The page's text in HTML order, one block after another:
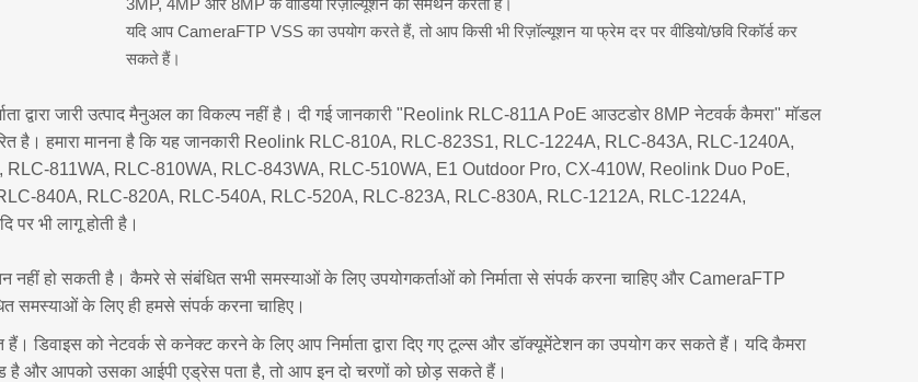
3MP, 4MP और 8MP के वीडियो रिज़ॉल्यूशन का समर्थन करता है।
यदि आप CameraFTP VSS का उपयोग करते हैं, तो आप किसी भी रिज़ॉल्यूशन या फ्रेम दर पर वीडियो/छवि रिकॉर्ड कर
सकते हैं।
द्वारा जारी उत्पाद मैनुअल का विकल्प नहीं है। दी गई जानकारी "Reolink RLC-811A PoE आउटडोर 8MP नेटवर्क कैमरा" मॉडल
है। हमारा मानना है कि यह जानकारी Reolink RLC-810A, RLC-823S1, RLC-1224A, RLC-843A, RLC-1240A,
RLC-811WA, RLC-810WA, RLC-843WA, RLC-510WA, E1 Outdoor Pro, CX-410W, Reolink Duo PoE,
840A, RLC-820A, RLC-540A, RLC-520A, RLC-823A, RLC-830A, RLC-1212A, RLC-1224A,
भी लागू होती है।
नहीं हो सकती है। कैमरे से संबंधित सभी समस्याओं के लिए उपयोगकर्ताओं को निर्माता से संपर्क करना चाहिए और CameraFTP
समस्याओं के लिए ही हमसे संपर्क करना चाहिए।
डिवाइस को नेटवर्क से कनेक्ट करने के लिए आप निर्माता द्वारा दिए गए टूल्स और डॉक्यूमेंटेशन का उपयोग कर सकते हैं। यदि कैमरा
है और आपको उसका आईपी एड्रेस पता है, तो आप इन दो चरणों को छोड़ सकते हैं।